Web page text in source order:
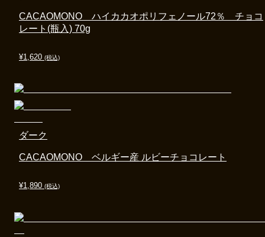
¥1,620 (税込)
CACAOMONO ハイカカオポリフェノール72％ チョコ
レート(瓶入) 70g
¥1,890 (税込)
CACAOMONO ベルギー産 ルビーチョコレート
ダーク